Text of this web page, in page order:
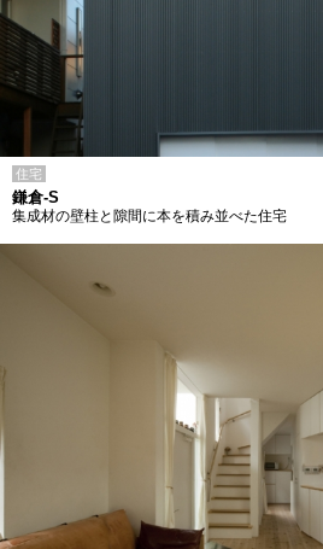
住宅
鎌倉-S
集成材の壁柱と隙間に本を積み並べた住宅